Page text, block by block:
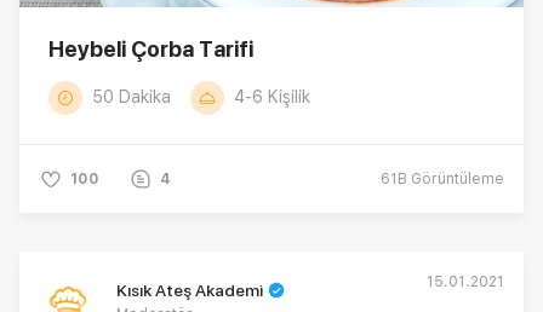
Heybeli Çorba Tarifi
50 Dakika 4-6 Kişilik
100 4 61B Görüntüleme
Kısık Ateş Akademi 15.01.2021